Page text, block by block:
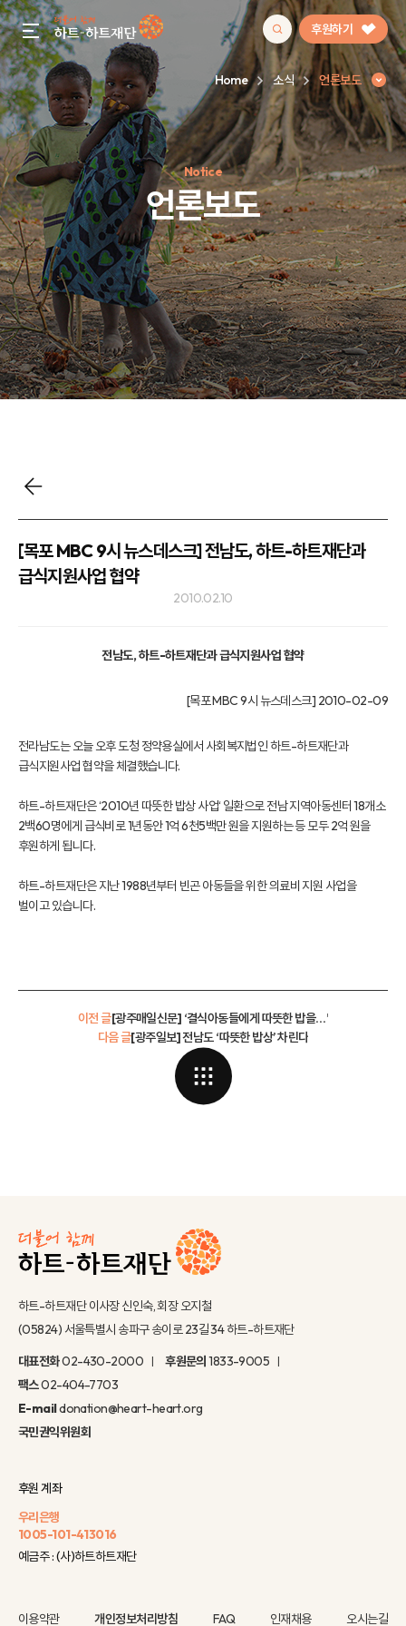
gnb menu open 후원하기
인기 키워드
#정기후원#하트플레이스#캠페인#팬덤후원
Home 소식 언론보도
Notice
언론보도
언론보도
[목포 MBC 9시 뉴스데스크] 전남도, 하트-하트재단과
급식지원사업 협약
2010.02.10
전남도, 하트-하트재단과 급식지원사업 협약
[목포 MBC 9시 뉴스데스크] 2010-02-09
전라남도는 오늘 오후 도청 정약용실에서 사회복지법인 하트-하트재단과
급식지원사업 협약을 체결했습니다.
하트-하트재단은 ‘2010년 따뜻한 밥상 사업‘ 일환으로 전남 지역아동센터 18개소
2백60명에게 급식비로 1년동안 1억 6천5백만 원을 지원하는 등 모두 2억 원을
후원하게 됩니다.
하트-하트재단은 지난 1988년부터 빈곤 아동들을 위한 의료비 지원 사업을
벌이고 있습니다.
이전 글[광주매일신문] ‘결식아동들에게 따뜻한 밥을…’
[광주일보] 전남도 ‘따뜻한 밥상’ 차린다
다음 글
하트-하트재단 이사장 신인숙, 회장 오지철
(05824) 서울특별시 송파구 송이로 23길 34 하트-하트재단
대표전화02-430-2000 후원문의1833-9005
팩스02-404-7703
E-maildonation@heart-heart.org
국민권익위원회
후원 계좌
우리은행
1005-101-413016
예금주 : (사)하트하트재단
이용약관 개인정보처리방침 FAQ 인재채용 오시는길